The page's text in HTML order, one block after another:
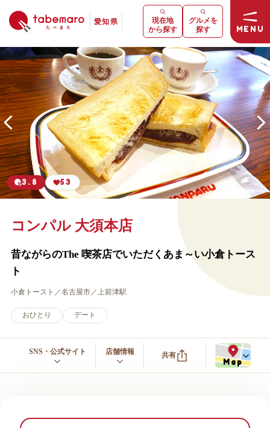
愛知県
MENU
現在地
から探す
グルメを
探す
3.8 53
7
コンパル 大須本店
昔ながらのThe 喫茶店でいただくあま～い小倉トース
ト
小倉トースト 名古屋市 上前津駅
おひとり デート
SNS・公式サイト 店舗情報 共有
Map